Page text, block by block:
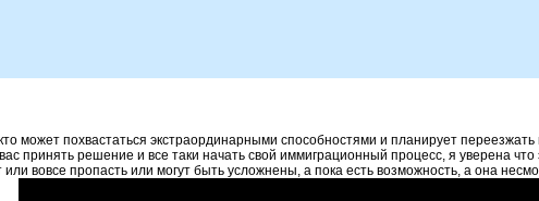
может похвастаться экстраординарными способностями и планирует
принять решение и все таки начать свой иммиграционный процесс, я уверена
вовсе пропасть или могут быть усложнены, а пока есть возможность, а она